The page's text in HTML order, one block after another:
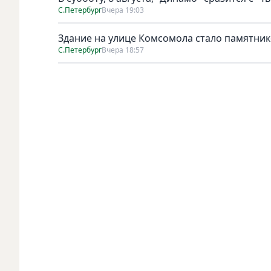
С.ПетербургВчера 19:03
Здание на улице Комсомола стало
С.ПетербургВчера 18:57